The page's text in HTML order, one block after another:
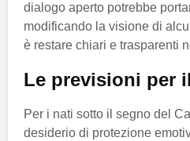
dialogo aperto potrebbe
modificando la visione di
è restare chiari e trasparenti
Le previsioni per
Per i nati sotto il segno del
desiderio di protezione